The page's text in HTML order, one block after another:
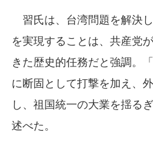
習氏は、台湾問題を解決
を実現することは、共産党
きた歴史的任務だと強調。
に断固として打撃を加え、
し、祖国統一の大業を揺る
述べた。